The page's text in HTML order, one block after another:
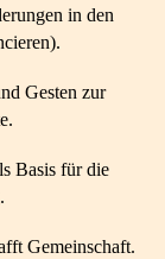
in den
Gesten zur
Basis für die
Gemeinschaft.